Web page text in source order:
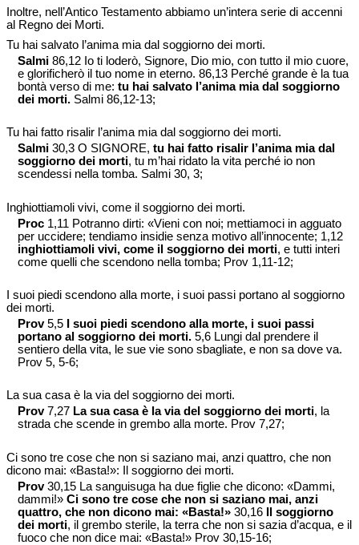
Inoltre, nell’Antico Testamento abbiamo un’intera serie di accenni
al Regno dei Morti.
Tu hai salvato l’anima mia dal soggiorno dei morti.
Salmi 86,12 Io ti loderò, Signore, Dio mio, con tutto il mio cuore,
e glorificherò il tuo nome in eterno. 86,13 Perché grande è la tua
bontà verso di me: tu hai salvato l’anima mia dal soggiorno
dei morti. Salmi 86,12-13;
Tu hai fatto risalir l’anima mia dal soggiorno dei morti.
Salmi 30,3 O SIGNORE, tu hai fatto risalir l’anima mia dal
soggiorno dei morti, tu m’hai ridato la vita perché io non
scendessi nella tomba. Salmi 30, 3;
Inghiottiamoli vivi, come il soggiorno dei morti.
Proc 1,11 Potranno dirti: «Vieni con noi; mettiamoci in agguato
per uccidere; tendiamo insidie senza motivo all’innocente; 1,12
inghiottiamoli vivi, come il soggiorno dei morti, e tutti interi
come quelli che scendono nella tomba; Prov 1,11-12;
I suoi piedi scendono alla morte, i suoi passi portano al soggiorno
dei morti.
Prov5,5
I suoi piedi scendono alla morte, i suoi passi
portano al soggiorno dei morti. 5,6 Lungi dal prendere il
sentiero della vita, le sue vie sono sbagliate, e non sa dove va.
Prov 5, 5-6;
La sua casa è la via del soggiorno dei morti.
Prov7,27 La sua casa è la via del soggiorno dei morti, la
strada che scende in grembo alla morte. Prov 7,27;
Ci sono tre cose che non si saziano mai, anzi quattro, che non
dicono mai: «Basta!»: Il soggiorno dei morti.
Prov30,15 La sanguisuga ha due figlie che dicono: «Dammi,
dammi!» Ci sono tre cose che non si saziano mai, anzi
quattro, che non dicono mai: «Basta!» 30,16
Il soggiorno
dei morti, il grembo sterile, la terra che non si sazia d’acqua, e il
fuoco che non dice mai: «Basta!» Prov 30,15-16;